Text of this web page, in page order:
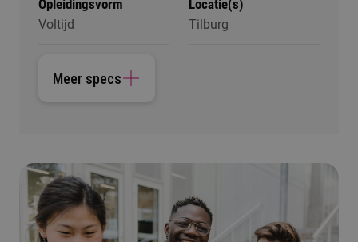
Opleidingsvorm
Voltijd
Locatie(s)
Tilburg
Meer specs